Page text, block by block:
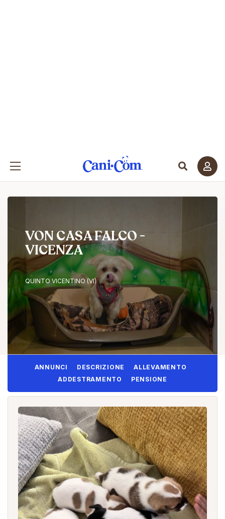
VON CASA FALCO -
VICENZA
QUINTO VICENTINO (VI)
ANNUNCI DESCRIZIONE
ALLEVAMENTO
ADDESTRAMENTO
PENSIONE